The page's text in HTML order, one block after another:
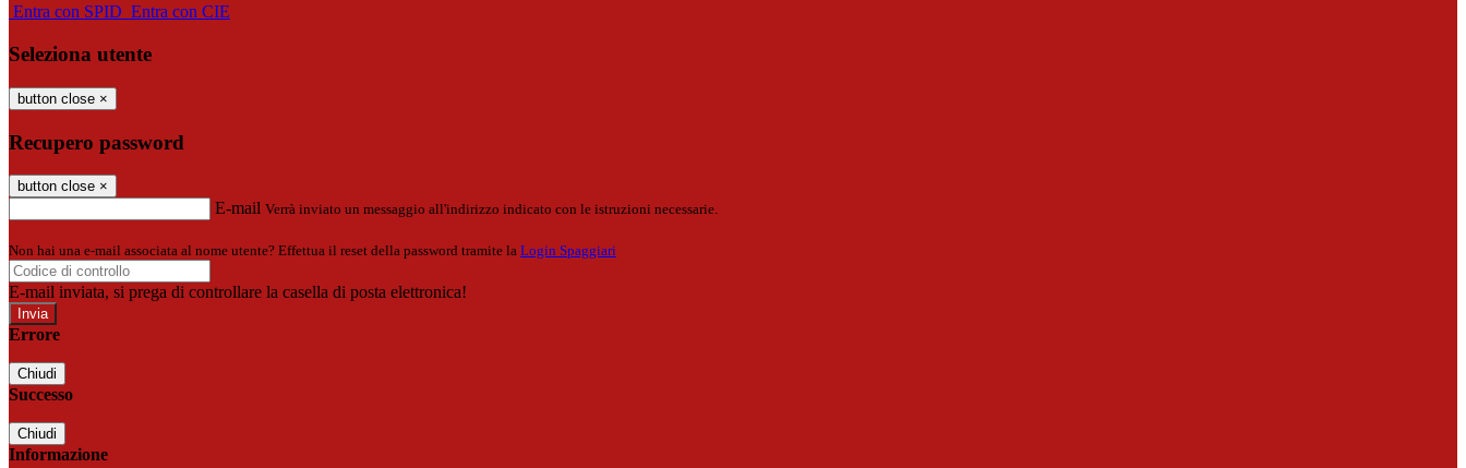
Entra con SPID Entra con CIE
Seleziona utente
button close ×
Recupero password
button close ×
E-mail Verrà inviato un messaggio all'indirizzo indicato con le istruzioni necessarie.
Non hai una e-mail associata al nome utente? Effettua il reset della password tramite la Login Spaggiari
E-mail inviata, si prega di controllare la casella di posta elettronica!
Errore
Chiudi
Successo
Chiudi
Informazione